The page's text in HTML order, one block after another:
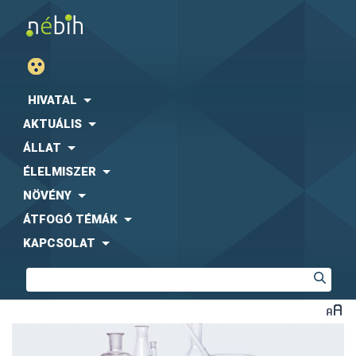
HIVATAL
AKTUÁLIS
ÁLLAT
ÉLELMISZER
NÖVÉNY
ÁTFOGÓ TÉMÁK
KAPCSOLAT